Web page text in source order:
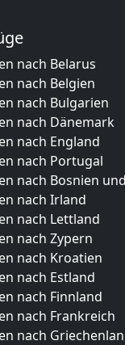
nach Belarus
nach Belgien
nach Bulgarien
nach Dänemark
nach England
nach Portugal
nach Bosnien
nach Irland
nach Lettland
nach Zypern
nach Kroatien
nach Estland
nach Finnland
nach Frankreich
nach